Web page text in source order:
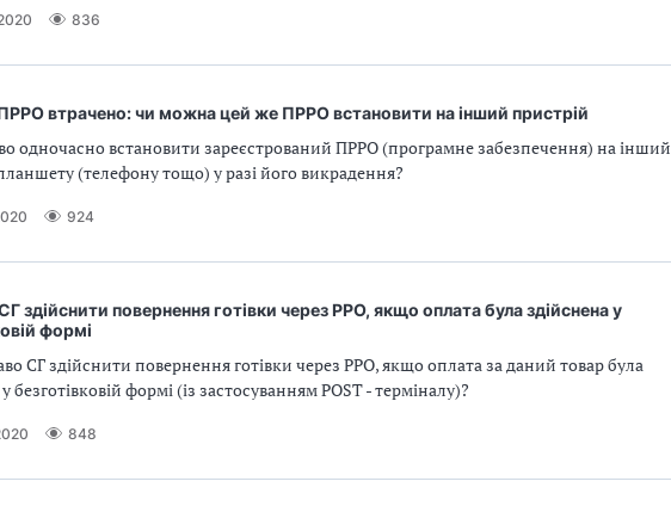
836
втрачено: чи можна цей же ПРРО встановити на інший пристрій
одночасно встановити зареєстрований ПРРО (програмне забезпечення) на інший
(телефону тощо) у разі його викрадення?
924
здійснити повернення готівки через РРО, якщо оплата була здійснена у
формі
СГ здійснити повернення готівки через РРО, якщо оплата за даний товар була
безготівковій формі (із застосуванням POST - терміналу)?
848